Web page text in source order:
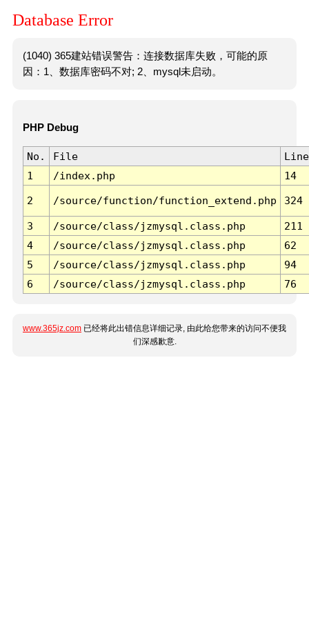
Database Error
(1040) 365建站错误警告：连接数据库失败，可能的原
因：1、数据库密码不对; 2、mysql未启动。
PHP Debug
No. File
Line
1
/index.php 14
2 /source/function/function_extend.php 324
3 /source/class/jzmysql.class.php
211
4
/source/class/jzmysql.class.php
62
5
/source/class/jzmysql.class.php
94
6
/source/class/jzmysql.class.php 76
www.365jz.com 已经将此出错信息详细记录, 由此给您带来的访问不便我
们深感歉意.